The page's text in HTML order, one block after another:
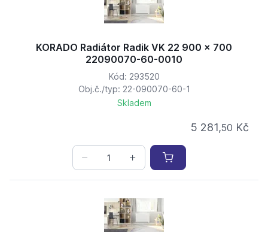
KORADO Radiátor Radik VK 22 900 x 700
22090070-60-0010
Kód: 293520
Obj.č./typ: 22-090070-60-1
Skladem
5 281,50 Kč